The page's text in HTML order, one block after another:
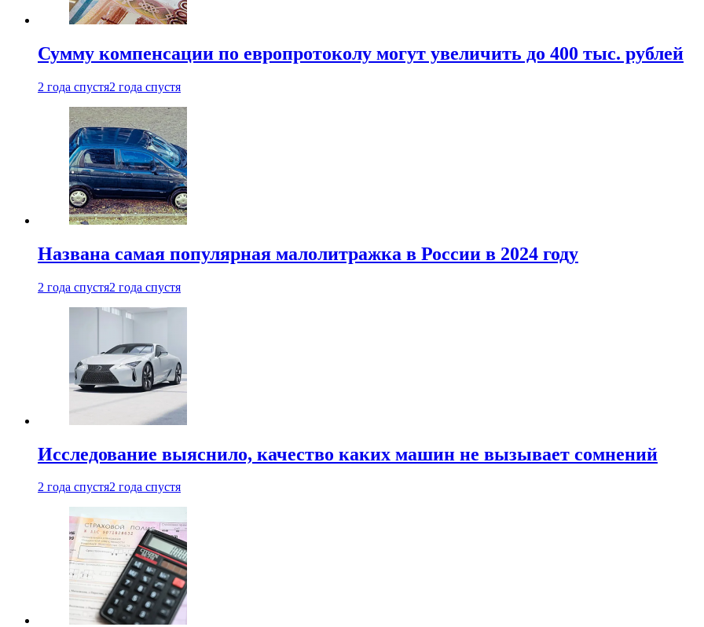
Сумму компенсации по европротоколу могут увеличить до 400 тыс. рублей
2 года спустя2 года спустя
Названа самая популярная малолитражка в России в 2024 году
2 года спустя2 года спустя
Исследование выяснило, качество каких машин не вызывает сомнений
2 года спустя2 года спустя